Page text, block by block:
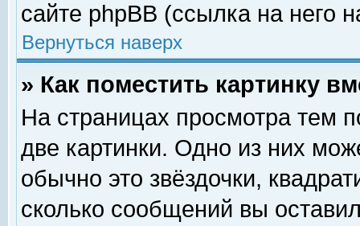
сайте phpBB (ссылка на него
Вернуться наверх
» Как поместить картинку
На страницах просмотра тем
две картинки. Одно из них
обычно это звёздочки,
сколько сообщений вы